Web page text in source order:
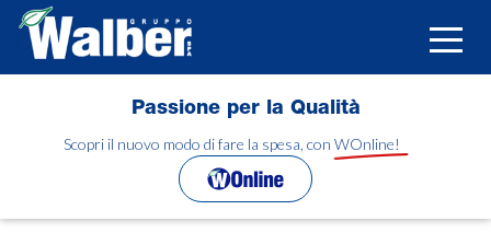
Salta
contenuto
Toggle
Passione per la Qualità
Scopri il nuovo modo di fare la spesa, con WOnline!